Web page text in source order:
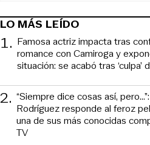
LO MÁS LEÍDO
1. Famosa actriz impacta tras
romance con Camiroga y
situación: se acabó tras ‘culpa’
2. “Siempre dice cosas así,
Rodríguez responde al feroz
una de sus más conocidas
TV